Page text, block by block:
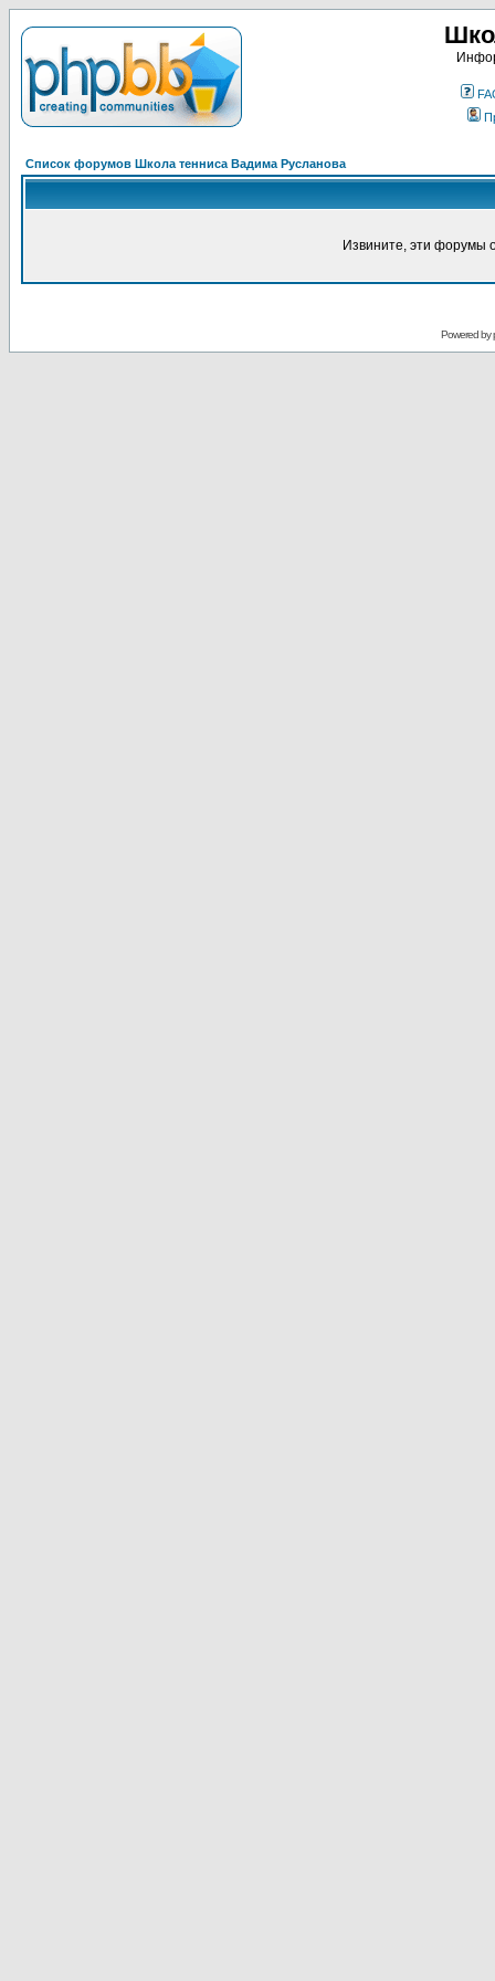
Список форумов Школа тенниса Вадима Русланова
Извините, эти форумы
Powered by